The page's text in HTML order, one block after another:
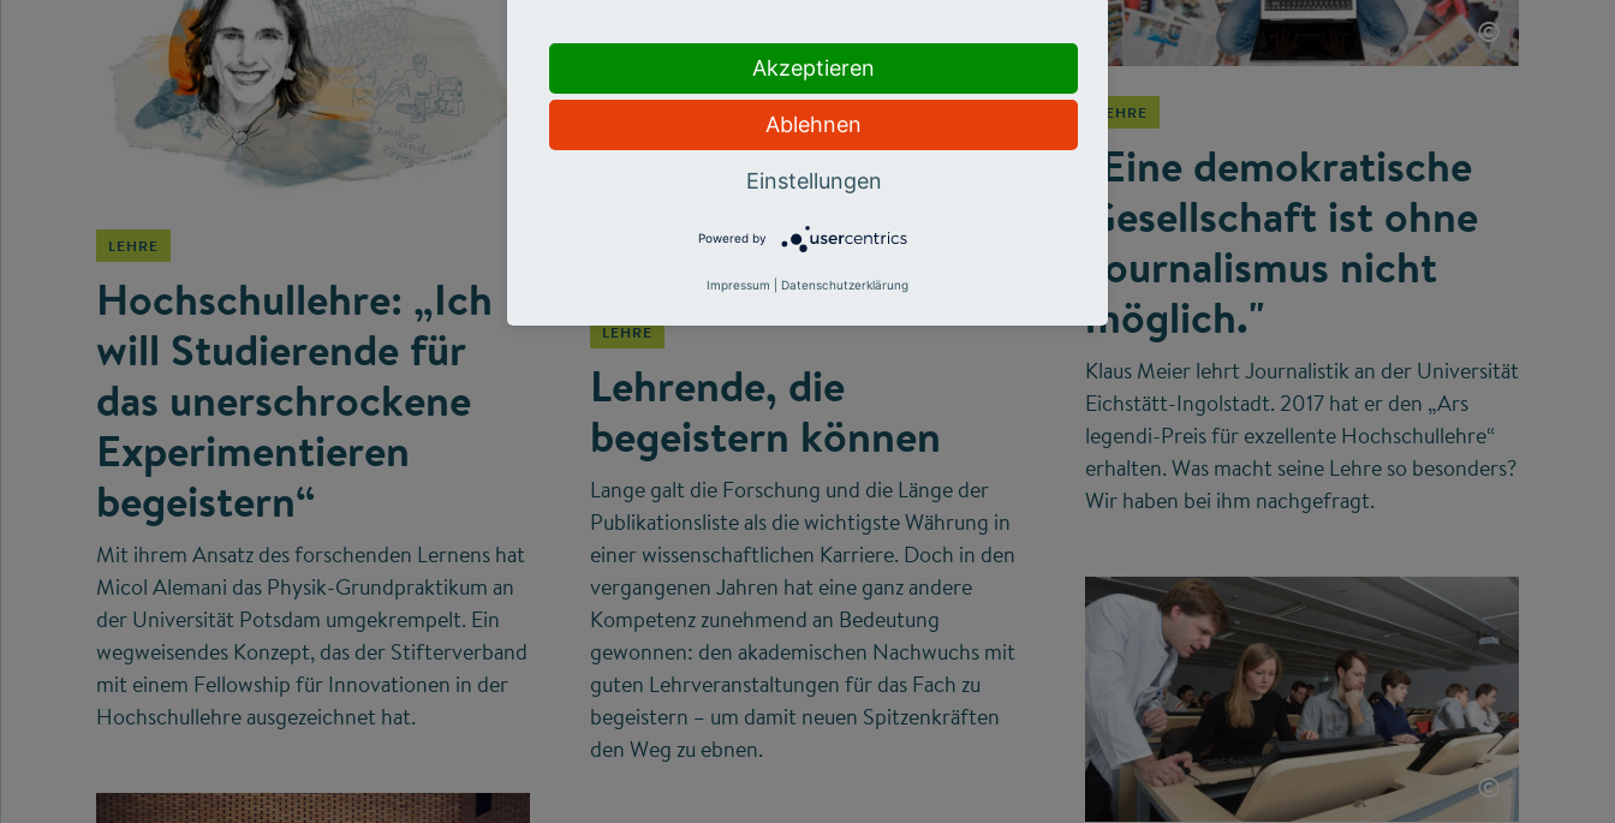
LEHRE
Hochschullehre: „Ich
will Studierende für
das unerschrockene
Experimentieren
begeistern“
Mit ihrem Ansatz des forschenden Lernens hat
Micol Alemani das Physik-Grundpraktikum an
der Universität Potsdam umgekrempelt. Ein
wegweisendes Konzept, das der Stifterverband
mit einem Fellowship für Innovationen in der
Hochschullehre ausgezeichnet hat.
LEHRE
Lehrende, die
begeistern können
Lange galt die Forschung und die Länge der
Publikationsliste als die wichtigste Währung in
einer wissenschaftlichen Karriere. Doch in den
vergangenen Jahren hat eine ganz andere
Kompetenz zunehmend an Bedeutung
gewonnen: den akademischen Nachwuchs mit
guten Lehrveranstaltungen für das Fach zu
begeistern – um damit neuen Spitzenkräften
den Weg zu ebnen.
©
LEHRE
"Eine demokratische
Gesellschaft ist ohne
Journalismus nicht
möglich."
Klaus Meier lehrt Journalistik an der Universität
Eichstätt-Ingolstadt. 2017 hat er den „Ars
legendi-Preis für exzellente Hochschullehre“
erhalten. Was macht seine Lehre so besonders?
Wir haben bei ihm nachgefragt.
©
Akzeptieren
Ablehnen
Einstellungen
Powered by
Impressum Datenschutzerklärung